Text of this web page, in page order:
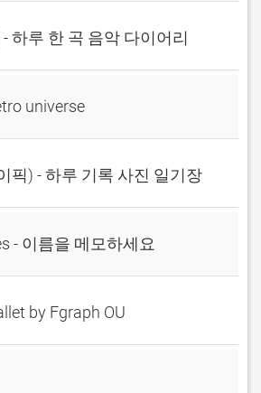
하루 한 곡 음악 다이어리
universe
픽) - 하루 기록 사진 일기장
- 이름을 메모하세요
by Fgraph OU